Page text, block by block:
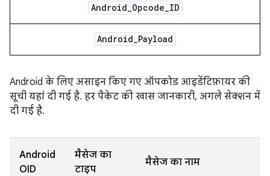
Android_Opcode_ID
Android_Payload
Android के लिए असाइन किए गए ऑपकोड आइडेंटिफ़ायर की
सूची यहां दी गई है. हर पैकेट की खास जानकारी, अगले सेक्शन में
दी गई है.
Android
OID
मैसेज का
टाइप
मैसेज का नाम